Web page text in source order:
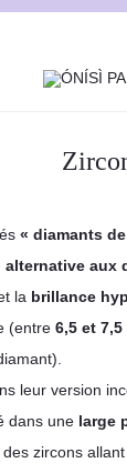
« diamants
alternative aux
la brillance
(entre 6,5 et
leur version
dans une large
zircons allant